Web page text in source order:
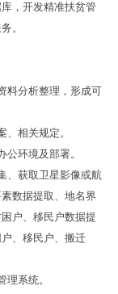
，开发精准扶贫管
。
分析整理，形成可
相关规定。
环境及部署。
获取卫星影像或航
数据提取、地名界
户、移民户数据提
、移民户、搬迁
系统。